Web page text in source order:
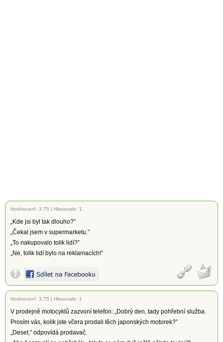
Hodnocení: 3.75 | Hlasovalo: 1
„Kde jsi byl tak dlouho?”
„Čekal jsem v supermarketu.”
„To nakupovalo tolik lidí?”
„Ne, tolik lidí bylo na reklamacích!”
Hodnocení: 3.75 | Hlasovalo: 1
V prodejně motocyklů zazvoní telefon: „Dobrý den, tady pohřební služba.
Prosím vás, kolik jste včera prodali těch japonských motorek?”
„Deset,” odpovídá prodavač.